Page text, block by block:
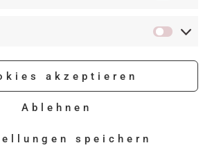
akzeptieren
Ablehnen
speichern
Privacy Cookie-Richtlinie (EU)